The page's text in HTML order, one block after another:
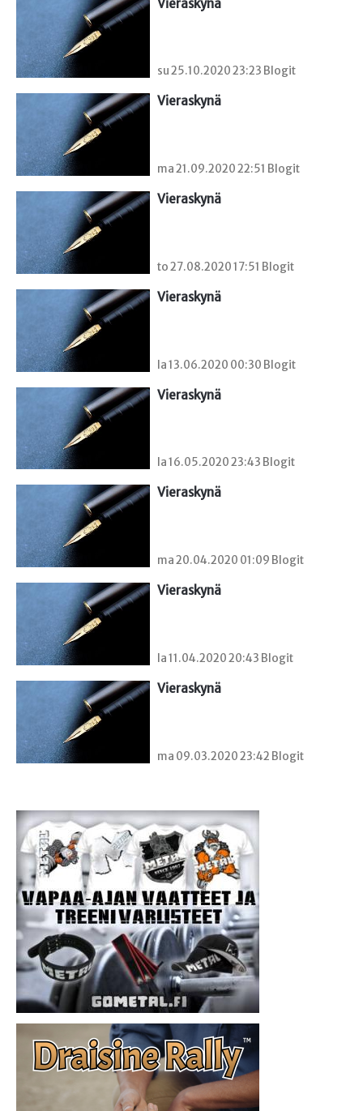
Vieraskynä
su 25.10.2020 23:23 Blogit
Vieraskynä
ma 21.09.2020 22:51 Blogit
Vieraskynä
to 27.08.2020 17:51 Blogit
Vieraskynä
la 13.06.2020 00:30 Blogit
Vieraskynä
la 16.05.2020 23:43 Blogit
Vieraskynä
ma 20.04.2020 01:09 Blogit
Vieraskynä
la 11.04.2020 20:43 Blogit
Vieraskynä
ma 09.03.2020 23:42 Blogit